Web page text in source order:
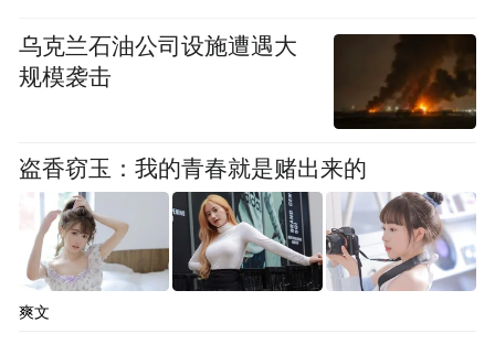
乌克兰石油公司设施遭遇大
规模袭击
盗香窃玉：我的青春就是赌出来的
爽文